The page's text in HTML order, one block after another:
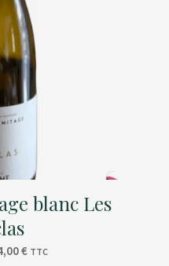
blanc Les
€Plage
TTC